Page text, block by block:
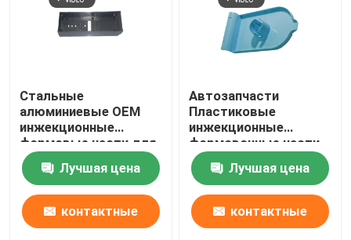
Стальные
алюминиевые OEM
инжекционные
формовые части для
воздушного
нагревателя панели
управления
Лучшая цена
контактные
Автозапчасти
Пластиковые
инжекционные
формовочные части
для автомобилей
Пластиковые
защитные
устройства для грязи
Лучшая цена
контактные